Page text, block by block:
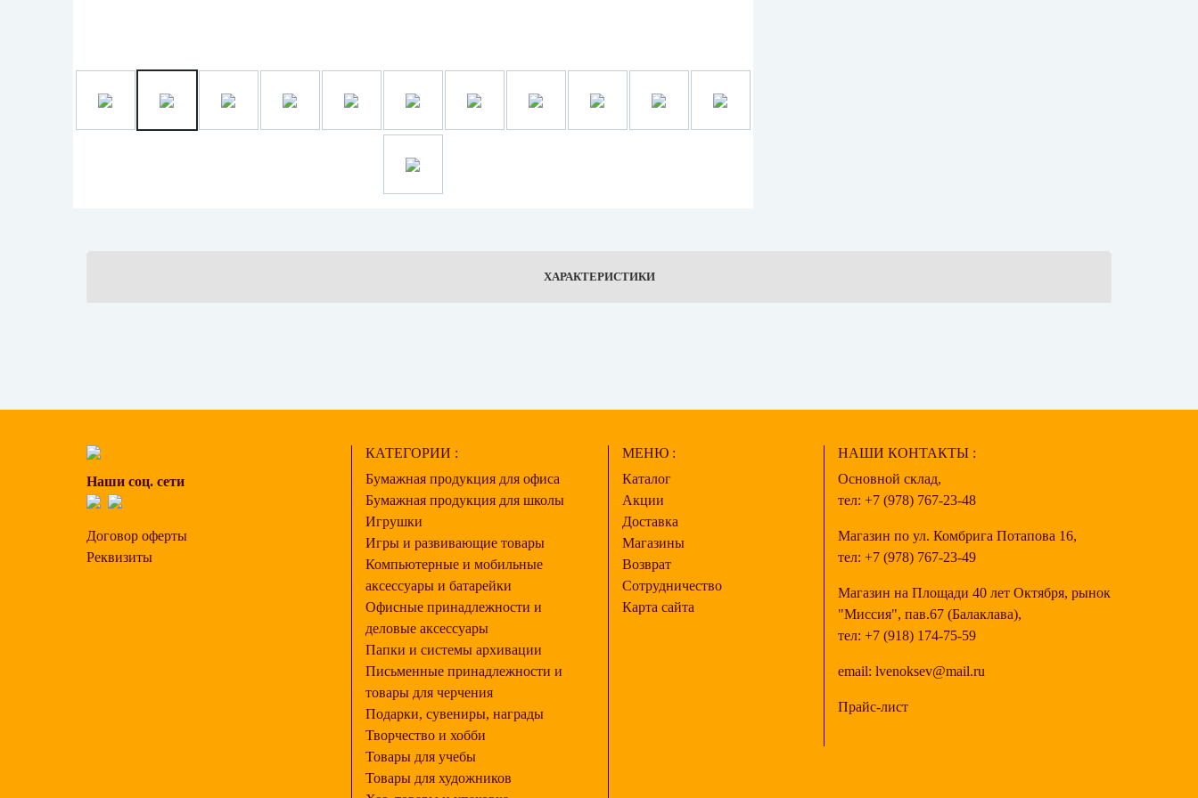
ХАРАКТЕРИСТИКИ
Наши соц. сети
Договор оферты
Реквизиты
КАТЕГОРИИ :
Бумажная продукция для офиса
Бумажная продукция для школы
Игрушки
Игры и развивающие товары
Компьютерные и мобильные
аксессуары и батарейки
Офисные принадлежности и
деловые аксессуары
Папки и системы архивации
Письменные принадлежности и
товары для черчения
Подарки, сувениры, награды
Творчество и хобби
Товары для учебы
Товары для художников
МЕНЮ :
Каталог
Акции
Доставка
Магазины
Возврат
Сотрудничество
Карта сайта
НАШИ КОНТАКТЫ :
Основной склад,
тел:+7 (978) 767-23-48
Магазин по ул. Комбрига Потапова 16,
тел:+7 (978) 767-23-49
Магазин на Площади 40 лет Октября, рынок
"Миссия", пав.67 (Балаклава),
тел:+7 (918) 174-75-59
email:lvenoksev@mail.ru
Прайс-лист